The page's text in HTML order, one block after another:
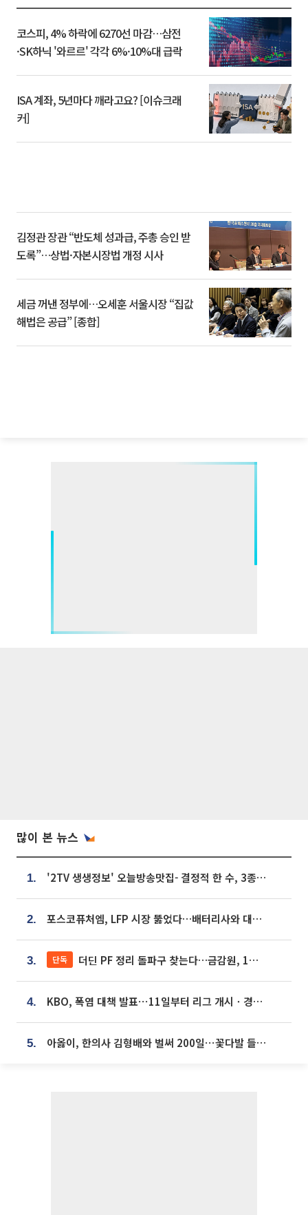
코스피, 4% 하락에 6270선 마감…삼전
·SK하닉 '와르르' 각각 6%·10%대 급락
ISA 계좌, 5년마다 깨라고요? [이슈크래
커]
김정관 장관 “반도체 성과급, 주총 승인 받
도록”…상법·자본시장법 개정 시사
세금 꺼낸 정부에…오세훈 서울시장 “집값
해법은 공급” [종합]
많이 본 뉴스
1. '2TV 생생정보' 오늘방송맛집- 결정적 한 수, 3종 메밀면! 메밀 소바 맛집 '의○○○○'
2. 포스코퓨처엠, LFP 시장 뚫었다…배터리사와 대규모 장기 공급 합의
3. 단독 더딘 PF 정리 돌파구 찾는다…금감원, 1년 반 만에 매각설명회 재개
4. KBO, 폭염 대책 발표⋯11일부터 리그 개시ㆍ경기 오후 7시 시작
5. 아옳이, 한의사 김형배와 벌써 200일⋯꽃다발 들고 "프러포즈 아냐"